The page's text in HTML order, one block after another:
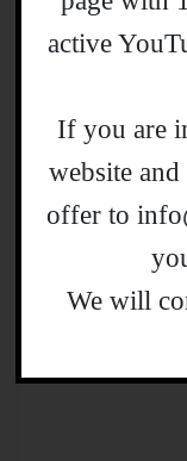
18 اپریل کو سرحد پار سے 15 دہشت
ہوئے اور
فضائیہ کے 3 اور کوسٹ گارڈ کے
محمود قریشی
کی
کیا گیا ہے
ساجد جوکھیو
active
.If you are
website and
offer to
.We will